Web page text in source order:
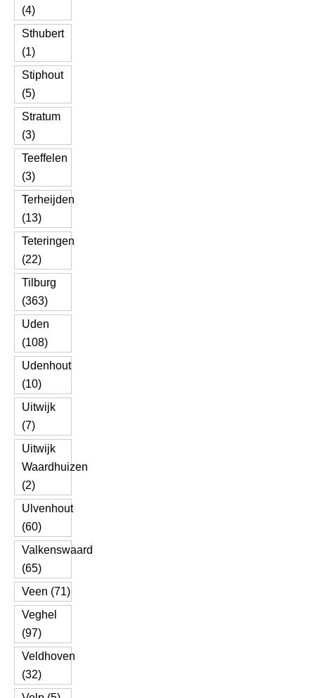
(4)
Sthubert
(1)
Stiphout
(5)
Stratum
(3)
Teeffelen
(3)
Terheijden
(13)
Teteringen
(22)
Tilburg
(363)
Uden
(108)
Udenhout
(10)
Uitwijk
(7)
Uitwijk
Waardhuizen
(2)
Ulvenhout
(60)
Valkenswaard
(65)
Veen (71)
Veghel
(97)
Veldhoven
(32)